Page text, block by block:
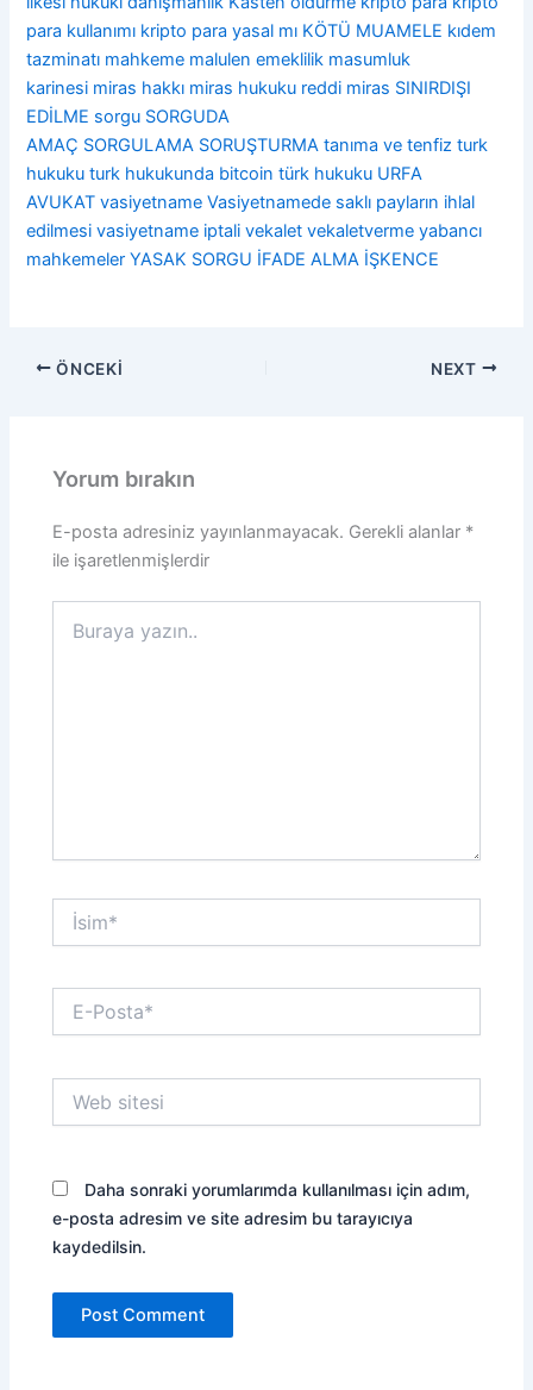
para kullanımı kripto para yasal mı KÖTÜ MUAMELE kıdem
tazminatı mahkeme malulen emeklilik masumluk
karinesi miras hakkı miras hukuku reddi miras SINIRDIŞI
EDİLME sorgu SORGUDA
AMAÇ SORGULAMA SORUŞTURMA tanıma ve tenfiz turk
hukuku turk hukukunda bitcoin türk hukuku URFA
AVUKAT vasiyetname Vasiyetnamede saklı payların ihlal
edilmesi vasiyetname iptali vekalet vekaletverme yabancı
mahkemeler YASAK SORGU İFADE ALMA İŞKENCE
ÖNCEKI NEXT
Yorum bırakın
E-posta adresiniz yayınlanmayacak. Gerekli alanlar *
ile işaretlenmişlerdir
yazın..
İsim*
Posta*
sitesi
Daha sonraki yorumlarımda kullanılması için adım,
e-posta adresim ve site adresim bu tarayıcıya
kaydedilsin.